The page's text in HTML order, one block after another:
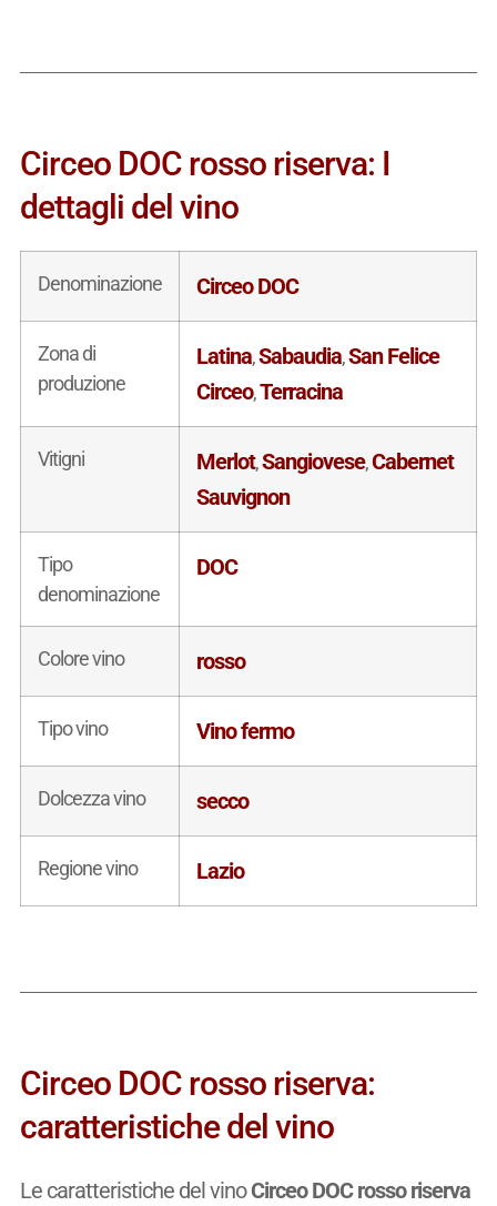
Circeo DOC rosso riserva: I
dettagli del vino
Denominazione Circeo DOC
Zona di
produzione
Latina,Sabaudia,San Felice
Circeo,Terracina
Vitigni Merlot,Sangiovese,Cabernet
Sauvignon
Tipo
denominazione
DOC
Colore vino rosso
Tipo vino Vino fermo
Dolcezza vino secco
Regione vino Lazio
Circeo DOC rosso riserva:
caratteristiche del vino
Le caratteristiche del vinoCirceo DOC rosso riserva